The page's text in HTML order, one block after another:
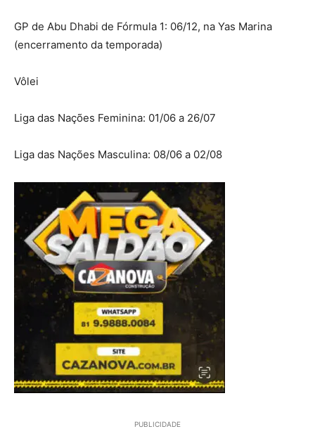
GP de Abu Dhabi de Fórmula 1: 06/12, na Yas Marina
(encerramento da temporada)
Vôlei
Liga das Nações Feminina: 01/06 a 26/07
Liga das Nações Masculina: 08/06 a 02/08
PUBLICIDADE